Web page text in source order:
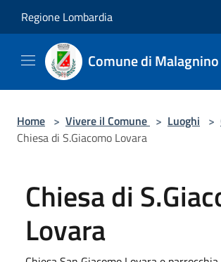
Regione Lombardia
Comune di Malagnino
Home > Vivere il Comune > Luoghi >
Chiesa di S.Giacomo Lovara
Chiesa di
Lovara